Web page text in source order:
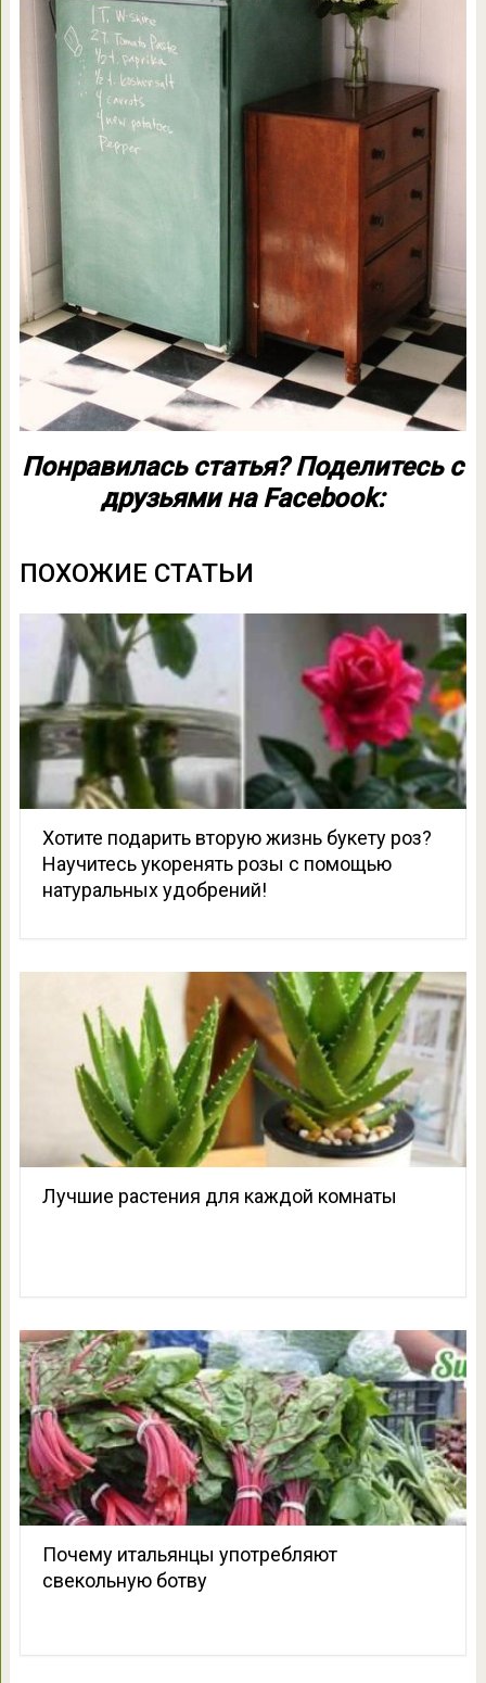
Понравилась статья? Поделитесь с
друзьями на Facebook:
ПОХОЖИЕ СТАТЬИ
Хотите подарить вторую жизнь букету роз?
Научитесь укоренять розы с помощью
натуральных удобрений!
Лучшие растения для каждой комнаты
Почему итальянцы употребляют
свекольную ботву